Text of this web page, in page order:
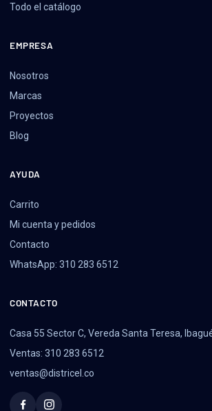
Todo el catálogo
EMPRESA
Nosotros
Marcas
Proyectos
Blog
AYUDA
Carrito
Mi cuenta y pedidos
Contacto
WhatsApp: 310 283 6512
CONTACTO
Casa 55 Sector C, Vereda Santa Teresa,
Ventas: 310 283 6512
ventas@districel.co